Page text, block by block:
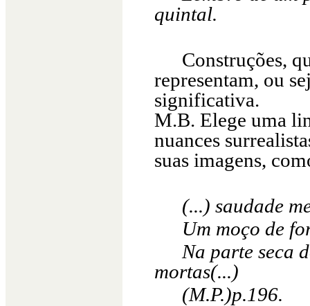
quintal.
Construções,
representam, ou
significativa.
M.B. Elege uma
nuances
suas imagens,
(...) saudade
Um moço de
Na parte seca
mortas(...)
(M.P.)p.196.